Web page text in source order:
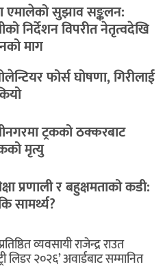
एमालेको सुझाव सङ्कलन:
निर्देशन विपरीत नेतृत्वदेखि
माग
फोर्स घोषणा, गिरीलाई
ट्रकको ठक्करबाट
मृत्यु
प्रणाली र बहुक्षमताको कडी:
सामर्थ्य?
व्यवसायी राजेन्द्र राउत
लिडर २०२६’ अवार्डबाट सम्मानित